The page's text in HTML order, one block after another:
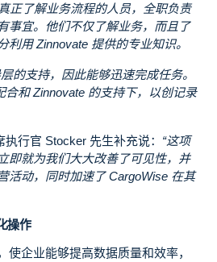
正了解业务流程的人员，全职负责
事宜。他们不仅了解业务，而且了
利用 Zinnovate 提供的专业知识。
的支持，因此能够迅速完成任务。
和 Zinnovate 的支持下，以创记录
行官 Stocker 先生补充说： “这项
即就为我们大大改善了可见性，并
活动，同时加速了 CargoWise 在其
操作
使企业能够提高数据质量和效率，